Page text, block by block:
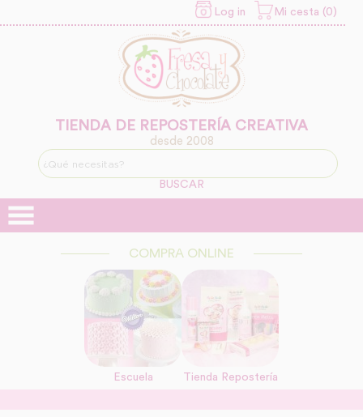
Log in Mi cesta (0)
TIENDA DE REPOSTERÍA CREATIVA
desde 2008
BUSCAR
COMPRA ONLINE
Escuela Tienda Repostería
INFORMACION SOBRE LA
PROTECCIÓN DE TUS
Legitimación:
Destinatarios: